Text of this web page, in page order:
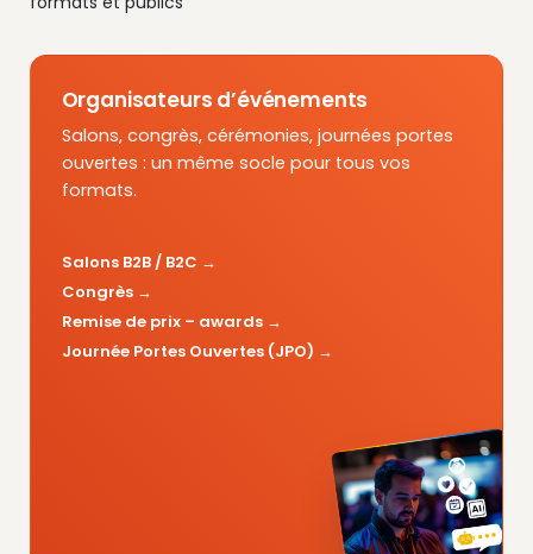
Organisateurs d’événements
Salons, congrès, cérémonies, journées portes
ouvertes : un même socle pour tous vos
formats.
Salons B2B / B2C
Congrès
Remise de prix – awards
Journée Portes Ouvertes (JPO)